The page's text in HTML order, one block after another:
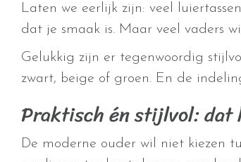
Laten we eerlijk zijn: veel
dat je smaak is. Maar veel vaders
Gelukkig zijn er tegenwoordig
zwart, beige of groen. En de
Praktisch én stijlvol: dat
De moderne ouder wil niet kiezen